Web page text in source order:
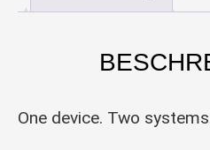
One device. Two